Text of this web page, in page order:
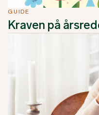
GUIDE
Kraven på